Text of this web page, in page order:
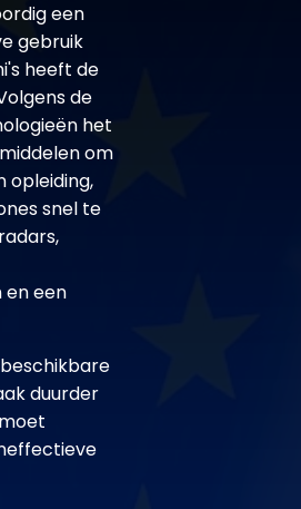
een
gebruik
heeft de
de
het
om
opleiding,
snel te
en een
duurder